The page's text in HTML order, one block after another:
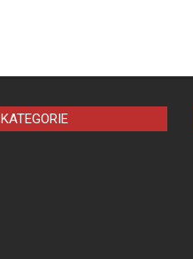
KATEGORIE